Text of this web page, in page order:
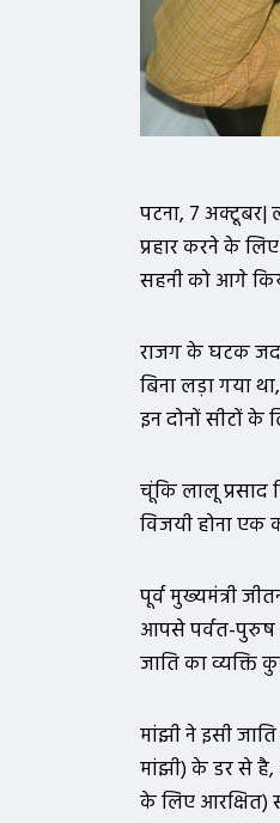
पटना, 7 अक्टूबर|
प्रहार करने के
सहनी को आगे
राजग के घटक जदयू
बिना लड़ा गया
इन दोनों सीटों के
चूंकि लालू प्रसाद
विजयी होना एक
पूर्व मुख्यमंत्री
आपसे पर्वत-पुरुष
जाति का व्यक्ति
मांझी ने इसी
मांझी) के डर से है,
के लिए आरक्षित)